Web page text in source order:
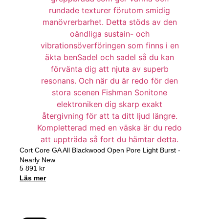
Cort Core GA All Blackwood Open Pore Light Burst -
Nearly New
5 891 kr
Läs mer